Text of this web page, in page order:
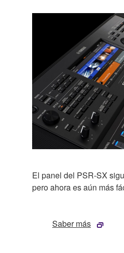
El panel del PSR-SX
pero ahora es aún más
Saber más